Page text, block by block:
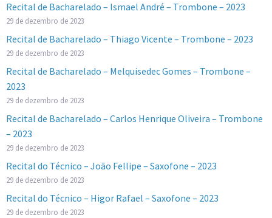
Recital de Bacharelado – Ismael André – Trombone – 2023
29 de dezembro de 2023
Recital de Bacharelado – Thiago Vicente – Trombone – 2023
29 de dezembro de 2023
Recital de Bacharelado – Melquisedec Gomes – Trombone –
2023
29 de dezembro de 2023
Recital de Bacharelado – Carlos Henrique Oliveira – Trombone
– 2023
29 de dezembro de 2023
Recital do Técnico – João Fellipe – Saxofone – 2023
29 de dezembro de 2023
Recital do Técnico – Higor Rafael – Saxofone – 2023
29 de dezembro de 2023